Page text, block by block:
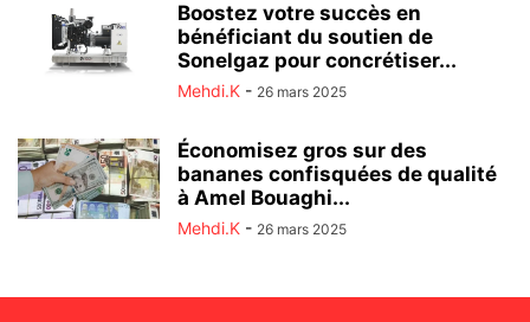
Boostez votre succès en
bénéficiant du soutien de
Sonelgaz pour concrétiser...
Mehdi.K - 26 mars 2025
Économisez gros sur des
bananes confisquées de qualité
à Amel Bouaghi...
Mehdi.K - 26 mars 2025